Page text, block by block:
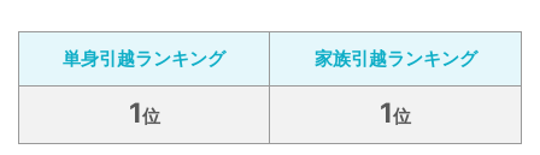
単身引越ランキング 家族引越ランキング
1位 1位